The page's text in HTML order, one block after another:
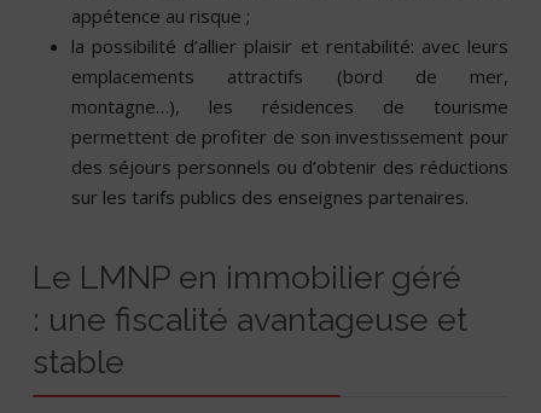
appétence au risque ;
la possibilité d’allier plaisir et rentabilité: avec leurs
emplacements attractifs (bord de mer,
montagne…), les résidences de tourisme
permettent de profiter de son investissement pour
des séjours personnels ou d’obtenir des réductions
sur les tarifs publics des enseignes partenaires.
Le LMNP en immobilier géré
: une fiscalité avantageuse et
stable